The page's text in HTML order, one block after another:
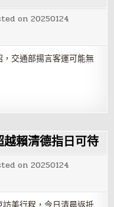
on20250124
交通部揚言客運可能無
賴清德指日可待
on20250124